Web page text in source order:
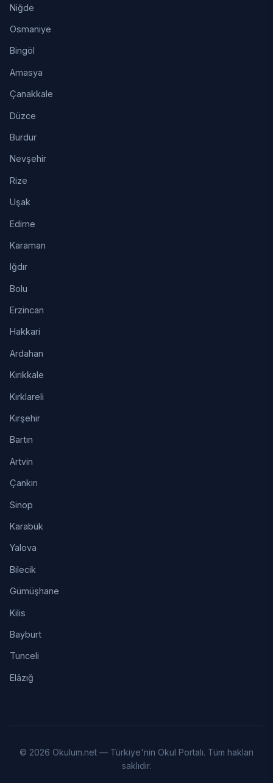
Niğde
Osmaniye
Bingöl
Amasya
Çanakkale
Düzce
Burdur
Nevşehir
Rize
Uşak
Edirne
Karaman
Iğdır
Bolu
Erzincan
Hakkari
Ardahan
Kırıkkale
Kırklareli
Kırşehir
Bartın
Artvin
Çankırı
Sinop
Karabük
Yalova
Bilecik
Gümüşhane
Kilis
Bayburt
Tunceli
Elâzığ
© 2026 Okulum.net — Türkiye'nin Okul Portalı. Tüm hakları
saklıdır.